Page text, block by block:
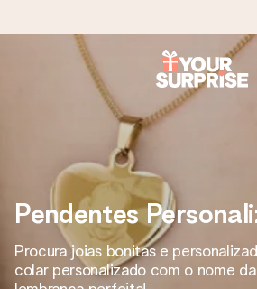
Encomende hoje, envio em 1
Preparamos o teu presente com toda
enviamos num instante - para que
hora certa, quando mais importa.
4,7 (com base em +15.000
Os nossos presentes inspiram. Os
com 4,7 no Google Reviews.
Pendentes
Procura joias bonitas e
colar personalizado com o nome